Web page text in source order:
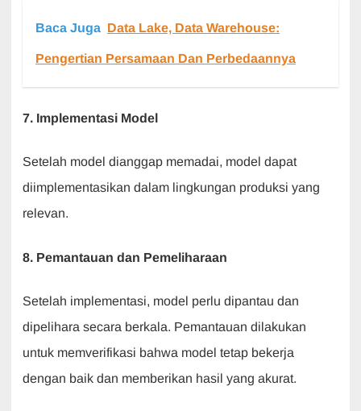
Baca Juga Data Lake, Data Warehouse:
Pengertian Persamaan Dan Perbedaannya
7. Implementasi Model
Setelah model dianggap memadai, model dapat
diimplementasikan dalam lingkungan produksi yang
relevan.
8. Pemantauan dan Pemeliharaan
Setelah implementasi, model perlu dipantau dan
dipelihara secara berkala. Pemantauan dilakukan
untuk memverifikasi bahwa model tetap bekerja
dengan baik dan memberikan hasil yang akurat.